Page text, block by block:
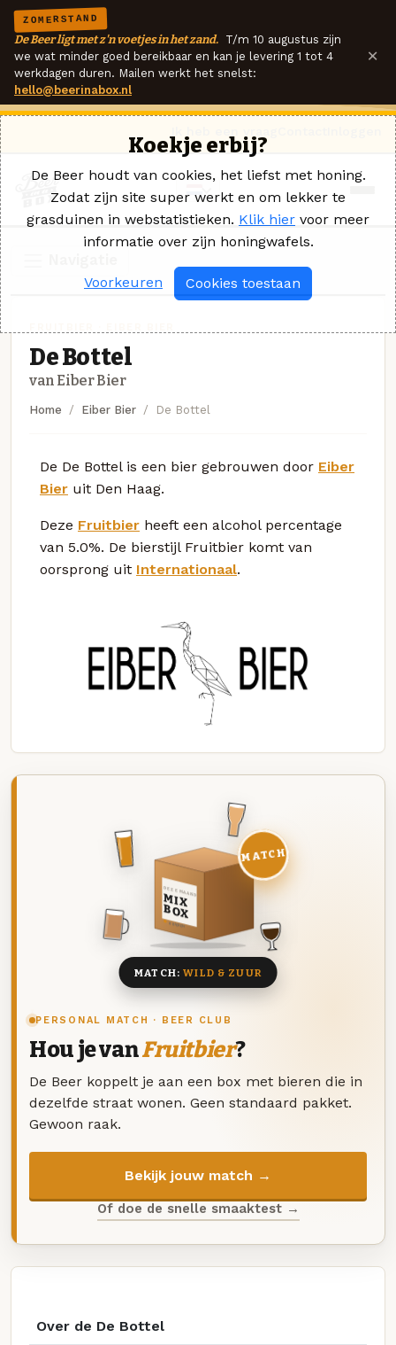
ZOMERSTAND
De Beer ligt met z'n voetjes in het zand. T/m 10 augustus zijn
we wat minder goed bereikbaar en kan je levering 1 tot 4
werkdagen duren. Mailen werkt het snelst:
hello@beerinabox.nl
×
De Bottel
van Eiber Bier
Home Eiber Bier De Bottel
De De Bottel is een bier gebrouwen door Eiber
Bier uit Den Haag.
Deze Fruitbier heeft een alcohol percentage
van 5.0%. De bierstijl Fruitbier komt van
oorsprong uit Internationaal.
PERSONAL MATCH · BEER CLUB
Hou je vanFruitbier?
De Beer koppelt je aan een box met bieren die in
dezelfde straat wonen. Geen standaard pakket.
Gewoon raak.
Bekijk jouw match →
Of doe de snelle smaaktest →
DEZE MAAND
MIX
BOX
8 BIEREN
MATCH
MATCH:WILD & ZUUR
Over de De Bottel
Koekje erbij?
De Beer houdt van cookies, het liefst met honing.
Zodat zijn site super werkt en om lekker te
grasduinen in webstatistieken. Klik hier voor meer
informatie over zijn honingwafels.
Voorkeuren Cookies toestaan